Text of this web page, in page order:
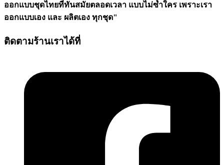
ออกแบบชุดไทยที่ทันสมัยตลอดเวลา แบบไม่ซ้ำใคร เพราะเรา
ออกแบบเอง และ ผลิตเอง ทุกชุด"
ติดตามร้านเราได้ที่